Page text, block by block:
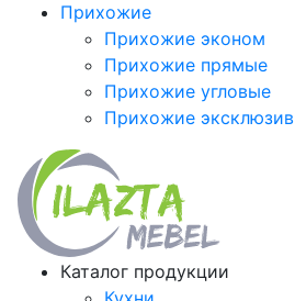
Прихожие
Прихожие эконом
Прихожие прямые
Прихожие угловые
Прихожие эксклюзив
Каталог продукции